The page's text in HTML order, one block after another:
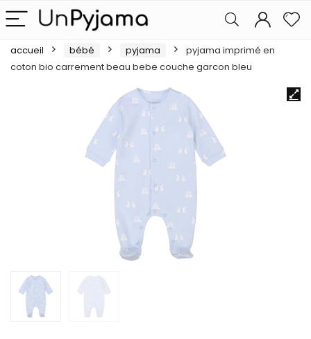
accueil bébé pyjama
pyjama imprimé en
coton bio carrement beau bebe couche garcon bleu